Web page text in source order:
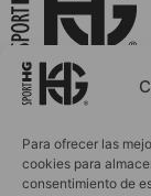
Para ofrecer las
cookies para
consentimiento de
La Ropa
INICIO